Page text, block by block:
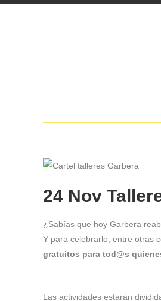
24 Nov
¿Sabías que hoy Garbera
Y para celebrarlo, entre otras
gratuitos para tod@s
⁠Las actividades estarán